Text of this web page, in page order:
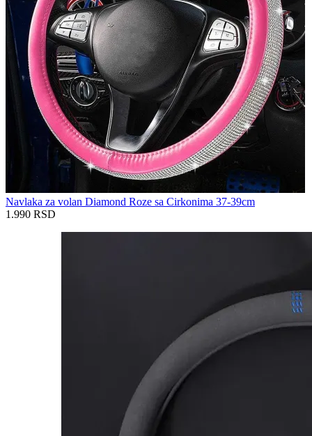
Navlaka za volan Diamond Roze sa Cirkonima 37-39cm
1.990 RSD